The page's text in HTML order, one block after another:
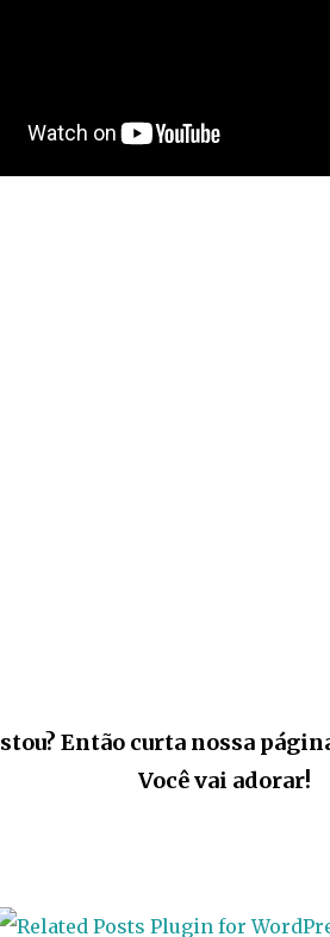
Então curta nossa
Você vai adorar!